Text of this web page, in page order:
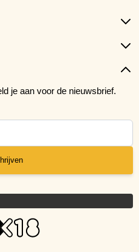
je aan voor de nieuwsbrief.